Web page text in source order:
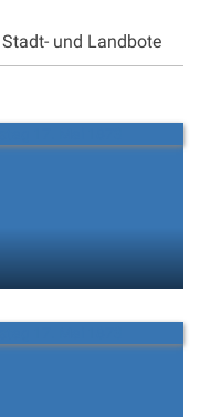
und Landbote